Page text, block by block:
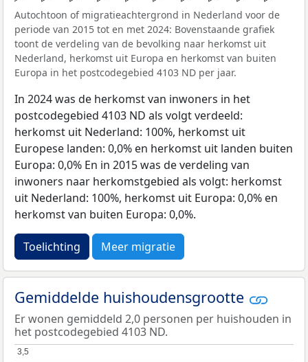
Autochtoon of migratieachtergrond in Nederland voor de
periode van 2015 tot en met 2024: Bovenstaande grafiek
toont de verdeling van de bevolking naar herkomst uit
Nederland, herkomst uit Europa en herkomst van buiten
Europa in het postcodegebied 4103 ND per jaar.
In 2024 was de herkomst van inwoners in het
postcodegebied 4103 ND als volgt verdeeld:
herkomst uit Nederland: 100%, herkomst uit
Europese landen: 0,0% en herkomst uit landen buiten
Europa: 0,0% En in 2015 was de verdeling van
inwoners naar herkomstgebied als volgt: herkomst
uit Nederland: 100%, herkomst uit Europa: 0,0% en
herkomst van buiten Europa: 0,0%.
Toelichting Meer migratie
Gemiddelde huishoudensgrootte
Er wonen gemiddeld 2,0 personen per huishouden in
het postcodegebied 4103 ND.
3,5
3,5